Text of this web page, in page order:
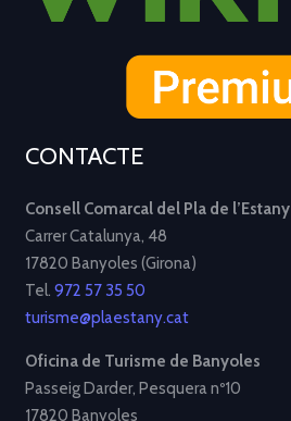
CONTACTE
Consell Comarcal del Pla de l’Estany
Carrer Catalunya, 48
17820 Banyoles (Girona)
Tel. 972 57 35 50
turisme@plaestany.cat
Oficina de Turisme de Banyoles
Passeig Darder, Pesquera nº10
17820 Banyoles